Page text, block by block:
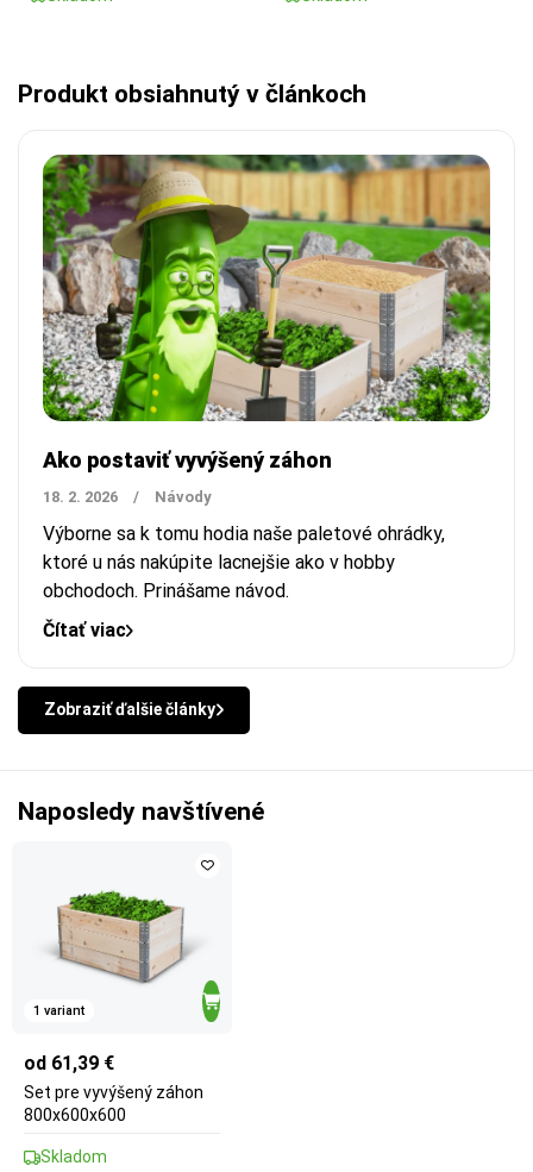
Produkt obsiahnutý v článkoch
Ako postaviť vyvýšený záhon
18. 2. 2026 / Návody
Výborne sa k tomu hodia naše paletové ohrádky,
ktoré u nás nakúpite lacnejšie ako v hobby
obchodoch. Prinášame návod.
Čítať viac
Zobraziť ďalšie články
Naposledy navštívené
1 variant
od 61,39 €
Set pre vyvýšený záhon
800x600x600
Skladom